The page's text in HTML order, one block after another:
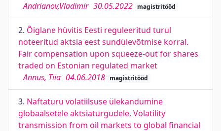
Andrianov,Vladimir 30.05.2022 magistritööd
2. Õiglane hüvitis Eesti reguleeritud turul
noteeritud aktsia eest sundülevõtmise korral.
Fair compensation upon squeeze-out for shares
traded on Estonian regulated market
Annus, Tiia 04.06.2018 magistritööd
3. Naftaturu volatiilsuse ülekandumine
globaalsetele aktsiaturgudele. Volatility
transmission from oil markets to global financial